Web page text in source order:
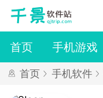
首页 手机游戏
首页 手机软件